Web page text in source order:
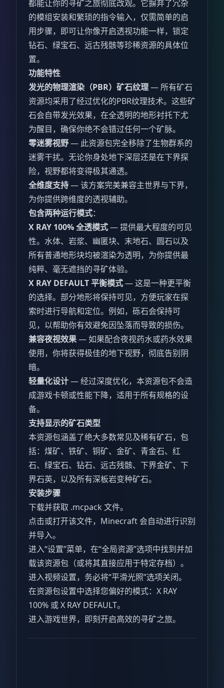
都能让你的寻矿之旅彻底改观。它摒弃了冗杂
的模组安装和繁琐的指令输入，仅需简单的启
用步骤，即可让你像开启透视功能一样，锁定
钻石、绿宝石、远古残骸等珍稀资源的具体位
置。
功能特性
发光的物理渲染（PBR）矿石纹理— 所有矿石
资源均采用了经过优化的PBR纹理技术。这些矿
石会自带发光效果，在全透明的地形衬托下尤
为醒目，确保你绝不会错过任何一个矿脉。
零迷雾视野— 此资源包完全移除了生物群系的
迷雾干扰。无论你身处地下深层还是在下界探
险，视野都将变得极其通透。
全维度支持— 该方案完美兼容主世界与下界，
为你提供跨维度的透视辅助。
包含两种运行模式：
X RAY 100% 全透模式— 提供最大程度的可见
性。水体、岩浆、幽匿块、末地石、圆石以及
所有普通地形块均被渲染为透明，为你提供最
纯粹、毫无遮挡的寻矿体验。
X RAY DEFAULT 平衡模式— 这是一种更平衡
的选择。部分地形将保持可见，方便玩家在探
索时进行导航和定位。例如，砾石会保持可
见，以帮助你有效避免因坠落而导致的损伤。
兼容夜视效果— 如果配合夜视药水或药水效果
使用，你将获得极佳的地下视野，彻底告别阴
暗。
轻量化设计— 经过深度优化，本资源包不会造
成游戏卡顿或性能下降，适用于所有规格的设
备。
支持显示的矿石类型
本资源包涵盖了绝大多数常见及稀有矿石，包
括：煤矿、铁矿、铜矿、金矿、青金石、红
石、绿宝石、钻石、远古残骸、下界金矿、下
界石英，以及所有深板岩变种矿石。
安装步骤
下载并获取 .mcpack 文件。
点击或打开该文件，Minecraft 会自动进行识别
并导入。
进入“设置”菜单，在“全局资源”选项中找到并加
载该资源包（或将其直接应用于特定存档）。
进入视频设置，务必将“平滑光照”选项关闭。
在资源包设置中选择您偏好的模式：X RAY
100% 或 X RAY DEFAULT。
进入游戏世界，即刻开启高效的寻矿之旅。